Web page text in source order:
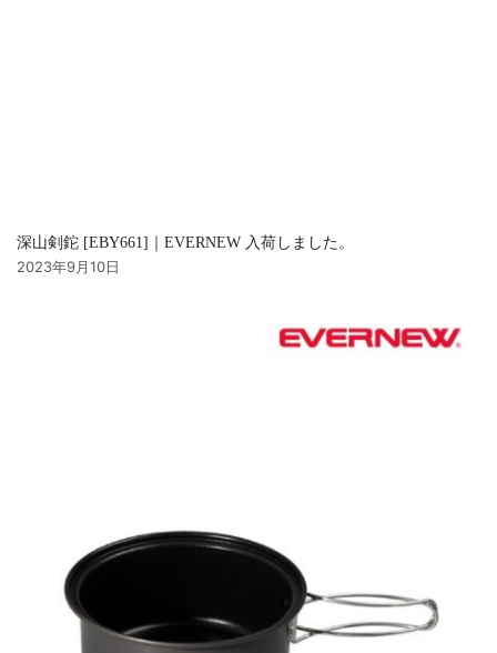
深山剣鉈 [EBY661]｜EVERNEW 入荷しました。
2023年9月10日